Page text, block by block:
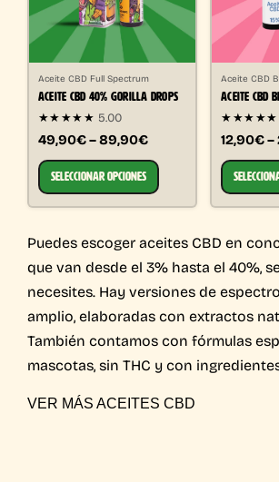
Aceite CBD Full Spectrum
ACEITE CBD 40% GORILLA DROPS
★★★★★ 5.00
49,90€ – 89,90€
SELECCIONAR OPCIONES
Aceite CBD
ACEITE CBD
★★★★★
12,90€
Puedes escoger aceites CBD en
que van desde el 3% hasta el 40%,
necesites. Hay versiones de
amplio, elaboradas con extractos
También contamos con fórmulas
mascotas, sin THC y con
VER MÁS ACEITES CBD